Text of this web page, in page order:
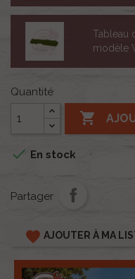
Tableau
modèle
Quantité

 En stock
Partager
favorite AJOUTER À MA